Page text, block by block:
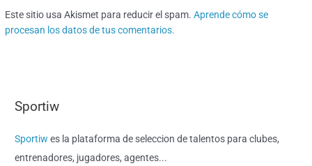
Este sitio usa Akismet para reducir el spam.Aprende cómo se
procesan los datos de tus comentarios.
Sportiw
Sportiwes la plataforma de seleccion de talentos para clubes,
entrenadores, jugadores, agentes...